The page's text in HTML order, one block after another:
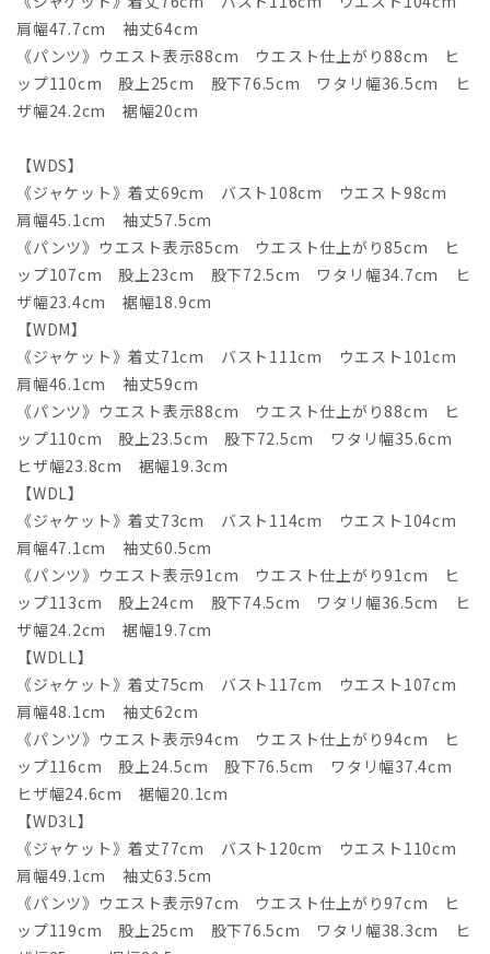
肩幅47.7cm 袖丈64cm
《パンツ》ウエスト表示88cm ウエスト仕上がり88cm ヒ
ップ110cm 股上25cm 股下76.5cm ワタリ幅36.5cm ヒ
ザ幅24.2cm 裾幅20cm
【WDS】
《ジャケット》着丈69cm バスト108cm ウエスト98cm
肩幅45.1cm 袖丈57.5cm
《パンツ》ウエスト表示85cm ウエスト仕上がり85cm ヒ
ップ107cm 股上23cm 股下72.5cm ワタリ幅34.7cm ヒ
ザ幅23.4cm 裾幅18.9cm
【WDM】
《ジャケット》着丈71cm バスト111cm ウエスト101cm
肩幅46.1cm 袖丈59cm
《パンツ》ウエスト表示88cm ウエスト仕上がり88cm ヒ
ップ110cm 股上23.5cm 股下72.5cm ワタリ幅35.6cm
ヒザ幅23.8cm 裾幅19.3cm
【WDL】
《ジャケット》着丈73cm バスト114cm ウエスト104cm
肩幅47.1cm 袖丈60.5cm
《パンツ》ウエスト表示91cm ウエスト仕上がり91cm ヒ
ップ113cm 股上24cm 股下74.5cm ワタリ幅36.5cm ヒ
ザ幅24.2cm 裾幅19.7cm
【WDLL】
《ジャケット》着丈75cm バスト117cm ウエスト107cm
肩幅48.1cm 袖丈62cm
《パンツ》ウエスト表示94cm ウエスト仕上がり94cm ヒ
ップ116cm 股上24.5cm 股下76.5cm ワタリ幅37.4cm
ヒザ幅24.6cm 裾幅20.1cm
【WD3L】
《ジャケット》着丈77cm バスト120cm ウエスト110cm
肩幅49.1cm 袖丈63.5cm
《パンツ》ウエスト表示97cm ウエスト仕上がり97cm ヒ
ップ119cm 股上25cm 股下76.5cm ワタリ幅38.3cm ヒ